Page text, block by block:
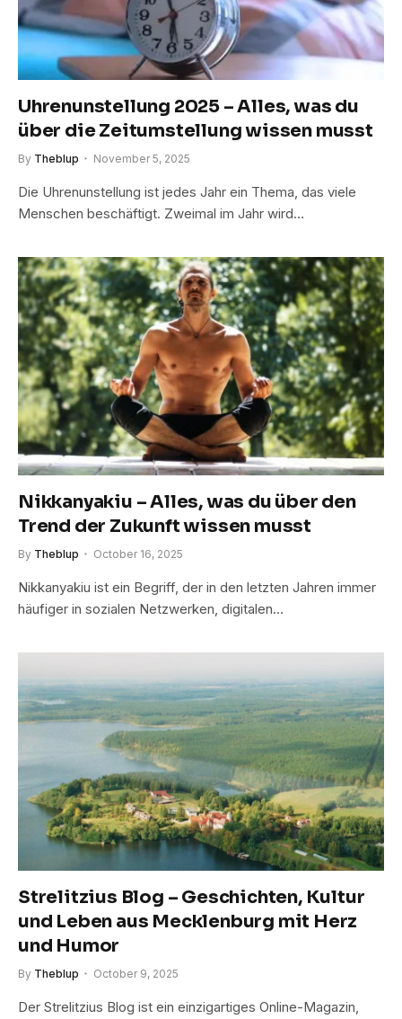
Uhrenunstellung 2025 – Alles, was du
über die Zeitumstellung wissen musst
By Theblup November 5, 2025
Die Uhrenunstellung ist jedes Jahr ein Thema, das viele
Menschen beschäftigt. Zweimal im Jahr wird…
Nikkanyakiu – Alles, was du über den
Trend der Zukunft wissen musst
By Theblup October 16, 2025
Nikkanyakiu ist ein Begriff, der in den letzten Jahren immer
häufiger in sozialen Netzwerken, digitalen…
Strelitzius Blog – Geschichten, Kultur
und Leben aus Mecklenburg mit Herz
und Humor
By Theblup October 9, 2025
Der Strelitzius Blog ist ein einzigartiges Online-Magazin,